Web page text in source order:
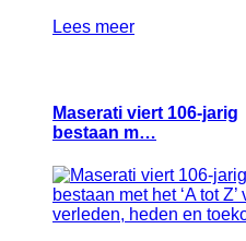
Lees meer
Maserati viert 106-jarig
bestaan m…